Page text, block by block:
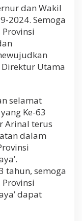
dan Wakil
2024. Semoga
Utama
selamat
Ke-63
Arinal terus
dalam
tahun, semoga
dapat